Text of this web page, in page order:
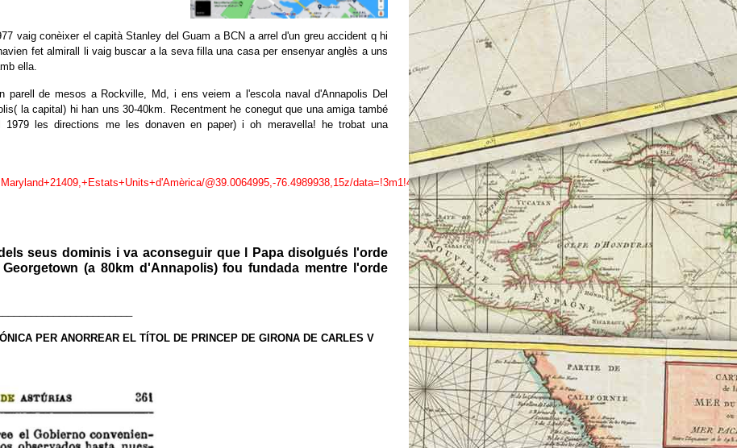
vaig conèixer el capità Stanley del Guam a BCN a arrel d'un greu accident q hi
fet almirall li vaig buscar a la seva filla una casa per ensenyar anglès a uns
ella.
parell de mesos a Rockville, Md, i ens veiem a l'escola naval d'Annapolis Del
la capital) hi han uns 30-40km. Recentment he conegut que una amiga també
les directions me les donaven en paper) i oh meravella! he trobat una
@39.0064995,-76.4989938,15z/
seus dominis i va aconseguir que l Papa disolgués l'orde
(a 80km d'Annapolis) fou fundada mentre l'orde
PER ANORREAR EL TÍTOL DE PRINCEP DE GIRONA DE CARLES V